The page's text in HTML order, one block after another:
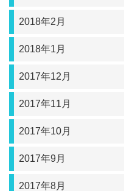
2018年2月
2018年1月
2017年12月
2017年11月
2017年10月
2017年9月
2017年8月